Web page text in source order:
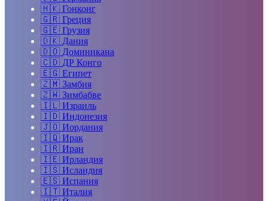
🇭🇰 Гонконг
🇬🇷 Греция
🇬🇪 Грузия
🇩🇰 Дания
🇩🇴 Доминикана
🇨🇩 ДР Конго
🇪🇬 Египет
🇿🇲 Замбия
🇿🇼 Зимбабве
🇮🇱 Израиль
🇮🇩 Индонезия
🇯🇴 Иордания
🇮🇶 Ирак
🇮🇷 Иран
🇮🇪 Ирландия
🇮🇸 Исландия
🇪🇸 Испания
🇮🇹 Италия